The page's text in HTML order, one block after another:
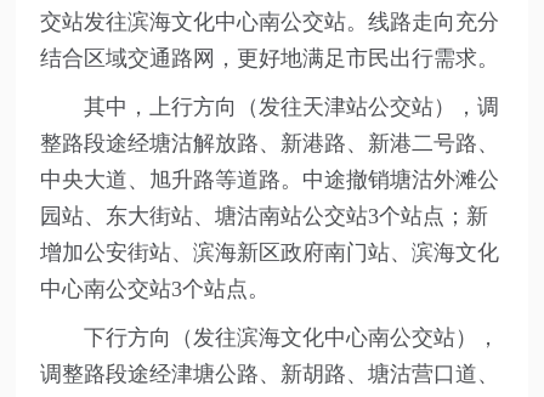
交站发往滨海文化中心南公交站。线路走向充分
结合区域交通路网，更好地满足市民出行需求。
其中，上行方向（发往天津站公交站），调
整路段途经塘沽解放路、新港路、新港二号路、
中央大道、旭升路等道路。中途撤销塘沽外滩公
园站、东大街站、塘沽南站公交站3个站点；新
增加公安街站、滨海新区政府南门站、滨海文化
中心南公交站3个站点。
下行方向（发往滨海文化中心南公交站），
调整路段途经津塘公路、新胡路、塘沽营口道、